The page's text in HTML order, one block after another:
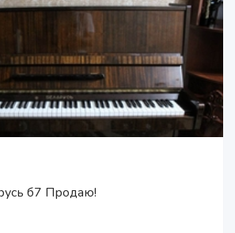
350 $
Пианино беларусь б7 Продаю!
350 $
Пианино беларусь б7 Продаю!
б7 Продаю!